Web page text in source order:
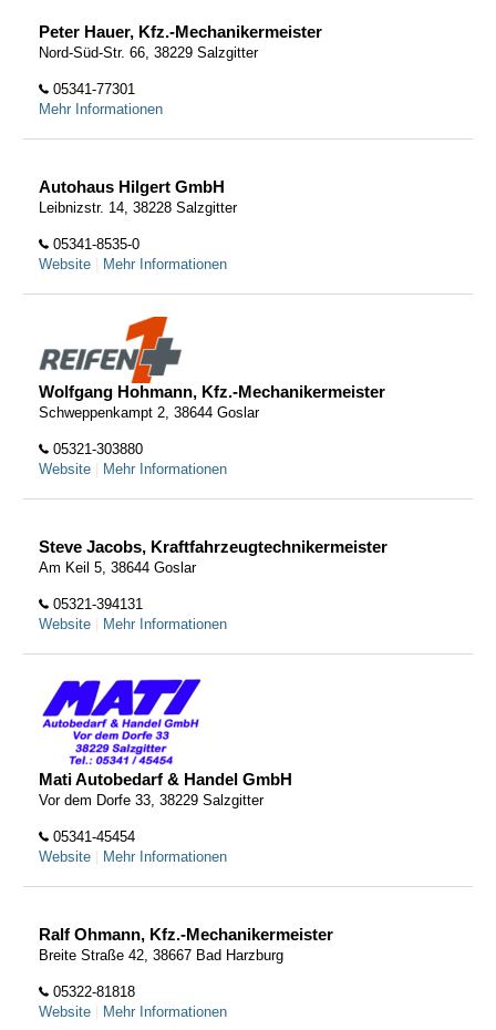
Peter Hauer, Kfz.-Mechanikermeister
Nord-Süd-Str. 66, 38229 Salzgitter
05341-77301
Mehr Informationen
Autohaus Hilgert GmbH
Leibnizstr. 14, 38228 Salzgitter
05341-8535-0
Website
Mehr Informationen
Wolfgang Hohmann, Kfz.-Mechanikermeister
Schweppenkampt 2, 38644 Goslar
05321-303880
Website
Mehr Informationen
Steve Jacobs, Kraftfahrzeugtechnikermeister
Am Keil 5, 38644 Goslar
05321-394131
Website
Mehr Informationen
Mati Autobedarf & Handel GmbH
Vor dem Dorfe 33, 38229 Salzgitter
05341-45454
Website
Mehr Informationen
Ralf Ohmann, Kfz.-Mechanikermeister
Breite Straße 42, 38667 Bad Harzburg
05322-81818
Website
Mehr Informationen